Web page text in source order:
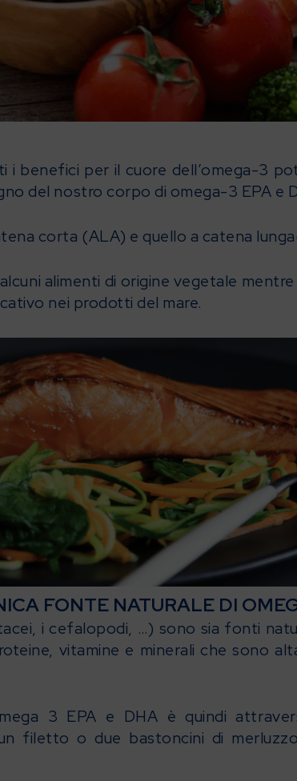
benefici per il cuore dell’omega-3
del nostro corpo di omega-3 EPA e
corta (ALA) e quello a catena
alimenti di origine vegetale mentre
nei prodotti del mare.
FONTE NATURALE DI
i cefalopodi, …) sono sia fonti
vitamine e minerali che sono
3 EPA e DHA è quindi
filetto o due bastoncini di